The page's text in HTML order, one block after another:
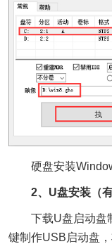
硬盘安装
2、U盘安装（有
下载U盘启动盘制
键制作USB启动盘